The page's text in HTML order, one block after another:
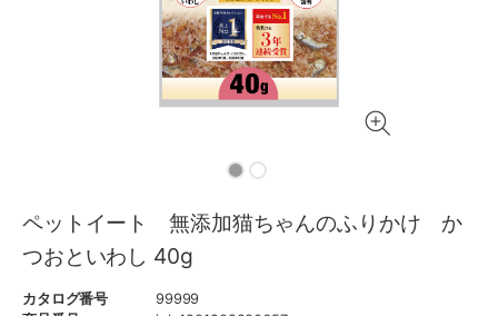
ペットイート 無添加猫ちゃんのふりかけ か
つおといわし 40g
カタログ番号
99999